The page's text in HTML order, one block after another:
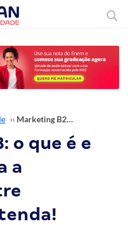
›› Marketing B2B: o que é e como funciona a estratégia entre empresas? Entenda!
o que é e
a